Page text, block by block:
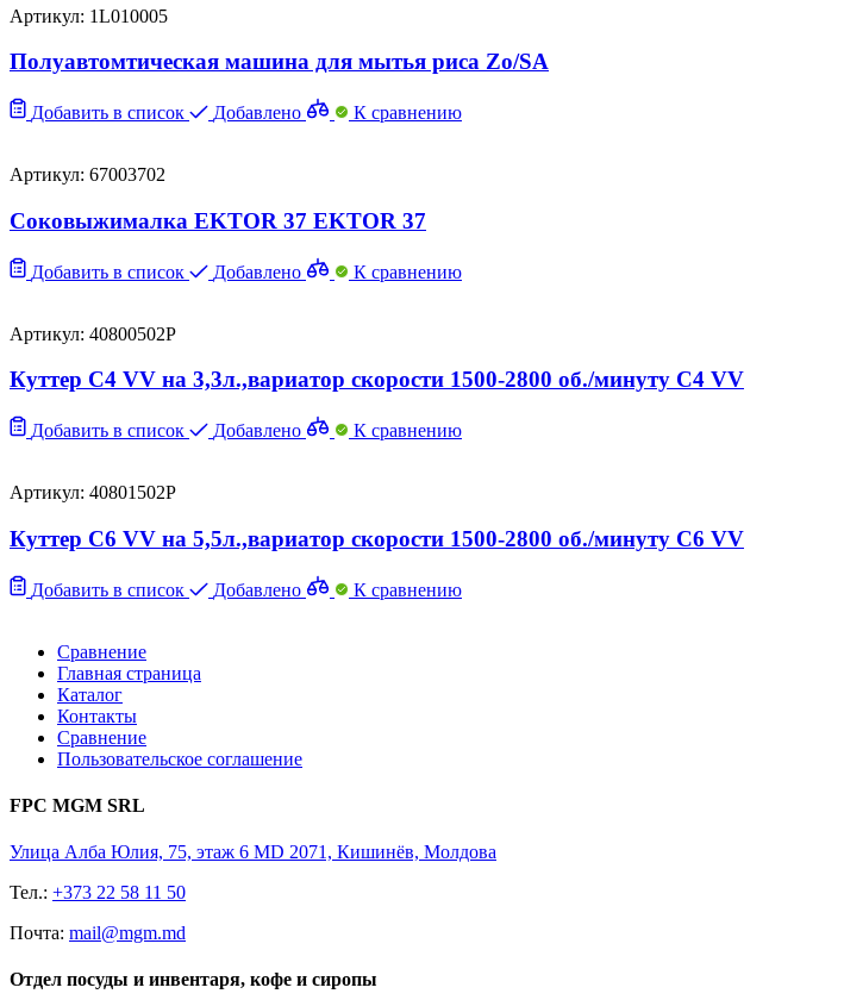
Артикул: 1L010005
Полуавтомтическая машина для мытья риса Zo/SA
Добавить в список Добавлено К сравнению
Артикул: 67003702
Соковыжималка EKTOR 37 EKTOR 37
Добавить в список Добавлено К сравнению
Артикул: 40800502P
Куттер C4 VV на 3,3л.,вариатор скорости 1500-2800 об./минуту C4 VV
Добавить в список Добавлено К сравнению
Артикул: 40801502P
Куттер C6 VV на 5,5л.,вариатор скорости 1500-2800 об./минуту C6 VV
Добавить в список Добавлено К сравнению
Сравнение
Главная страница
Каталог
Контакты
Сравнение
Пользовательское соглашение
FPC MGM SRL
Улица Алба Юлия, 75, этаж 6 MD 2071, Кишинёв, Молдова
Тел.: +373 22 58 11 50
Почта: mail@mgm.md
Отдел посуды и инвентаря, кофе и сиропы